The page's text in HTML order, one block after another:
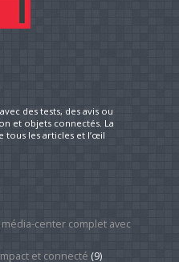
des tests, des avis ou
et objets connectés. La
les articles et l’œil
center complet avec
et connecté (9)